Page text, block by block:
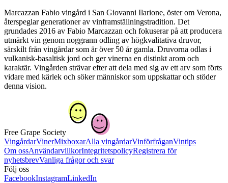
Marcazzan Fabio vingård i San Giovanni Ilarione, öster om Verona,
återspeglar generationer av vinframställningstradition. Det
grundades 2016 av Fabio Marcazzan och fokuserar på att producera
utmärkt vin genom noggrann odling av högkvalitativa druvor,
särskilt från vingårdar som är över 50 år gamla. Druvorna odlas i
vulkanisk-basaltisk jord och ger vinerna en distinkt arom och
karaktär. Vingården strävar efter att dela med sig av ett arv som förts
vidare med kärlek och söker människor som uppskattar och stöder
denna vision.
Free Grape Society
VingårdarVinerMixboxarAlla vingårdarVinförfråganVintips
Om ossAnvändarvillkorIntegritetspolicyRegistrera för
nyhetsbrevVanliga frågor och svar
Följ oss
FacebookInstagramLinkedIn